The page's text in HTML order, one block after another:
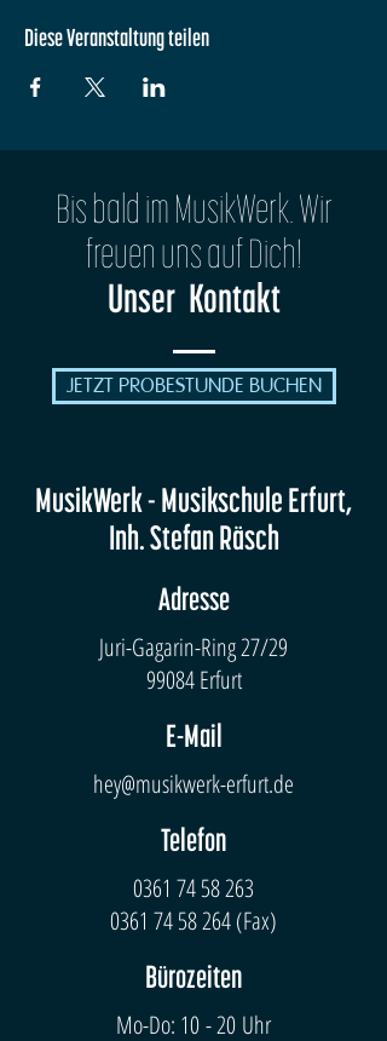
Diese Veranstaltung teilen
Bis bald im MusikWerk. Wir
freuen uns auf Dich!
Unser Kontakt
JETZT PROBESTUNDE BUCHEN
MusikWerk - Musikschule Erfurt,
Inh. Stefan Räsch
Adresse
Juri-Gagarin-Ring 27/29
99084 Erfurt
E-Mail
hey@musikwerk-erfurt.de
Telefon
0361 74 58 263
0361 74 58 264(Fax)
Bürozeiten
Mo-Do: 10 - 20 Uhr